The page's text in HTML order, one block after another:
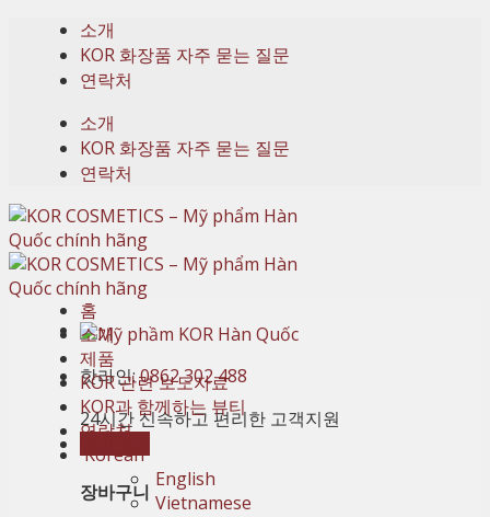
content
소개
KOR 화장품 자주 묻는 질문
연락처
소개
KOR 화장품 자주 묻는 질문
연락처
핫라인:0862 302 488
24시간 신속하고 편리한 고객지원
장바구니
홈
소개
제품
KOR 관련 보도자료
KOR과 함께하는 뷰티
연락처
Korean
English
Vietnamese